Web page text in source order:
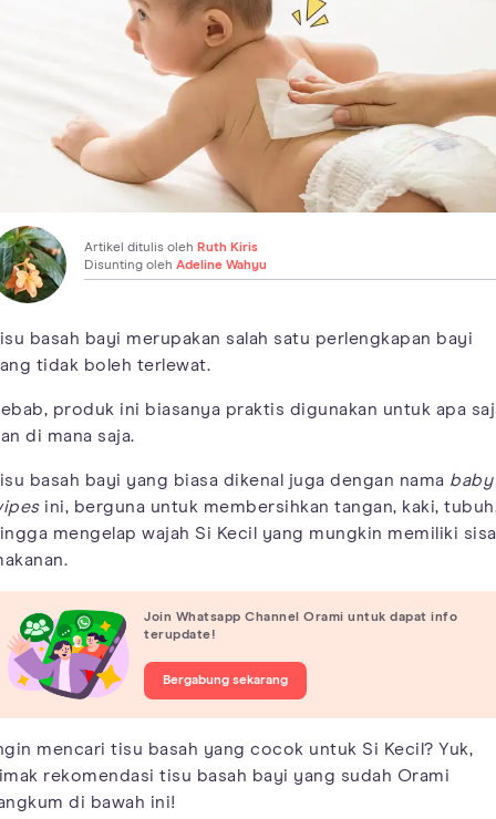
Artikel ditulis oleh Ruth Kiris
Disunting oleh Adeline Wahyu
basah bayi merupakan salah satu perlengkapan bayi
tidak boleh terlewat.
produk ini biasanya praktis digunakan untuk apa
di mana saja.
basah bayi yang biasa dikenal juga dengan nama baby
ini, berguna untuk membersihkan tangan, kaki,
mengelap wajah Si Kecil yang mungkin memiliki sisa
Join Whatsapp Channel Orami untuk dapat info
terupdate!
Bergabung sekarang
mencari tisu basah yang cocok untuk Si Kecil? Yuk,
rekomendasi tisu basah bayi yang sudah Orami
di bawah ini!